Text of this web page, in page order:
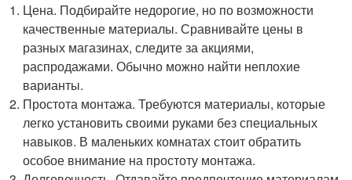
Цена. Подбирайте недорогие, но по возможности
качественные материалы. Сравнивайте цены в
разных магазинах, следите за акциями,
распродажами. Обычно можно найти неплохие
варианты.
Простота монтажа. Требуются материалы, которые
легко установить своими руками без специальных
навыков. В маленьких комнатах стоит обратить
особое внимание на простоту монтажа.